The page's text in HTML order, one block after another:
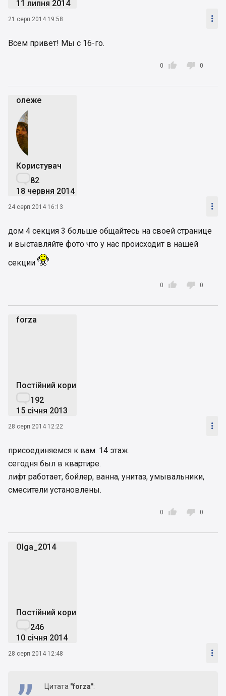
11 липня 2014
21 серп 2014 19:58 
Всем привет! Мы с 16-го.

0  0
олеже
Користувач
82
18 червня 2014
24 серп 2014 16:13 
дом 4 секция 3 больше общайтесь на своей странице
и выставляйте фото что у нас происходит в нашей
секции

0  0
forza
Постійний користувач
192
15 січня 2013
28 серп 2014 12:22 
присоединяемся к вам. 14 этаж.
сегодня был в квартире.
лифт работает, бойлер, ванна, унитаз, умывальники,
смесители установлены.

0  0
Olga_2014
Постійний користувач
246
10 січня 2014
28 серп 2014 12:48 
Цитата "forza":